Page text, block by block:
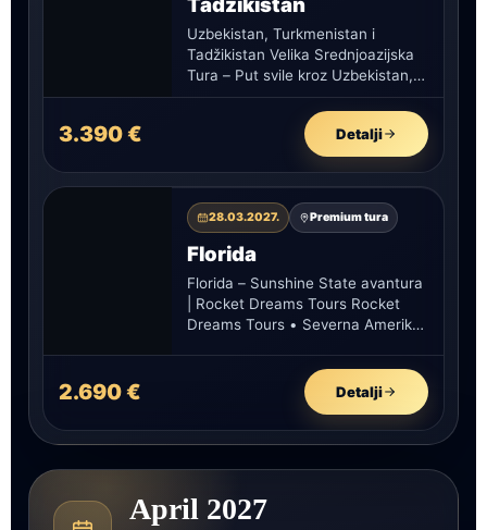
Uzbekistan, Turkmenistan i
Tadžikistan Velika Srednjoazijska
Tura – Put svile kroz Uzbekistan,
Turkmenistan i Tadžikistan 19
dana – tri zemlje…
3.390 € Detalji
28.03.2027. Premium tura
Florida
Florida – Sunshine State avantura
| Rocket Dreams Tours Rocket
Dreams Tours • Severna Amerika
2.690 € Detalji
April 2027